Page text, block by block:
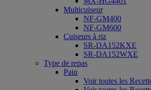
Multicuiseur
NF-GM400
NF-GM600
Cuiseurs à riz
SR-DA152KXE
SR-DA152WXE
Type de repas
Pain
Voir toutes les